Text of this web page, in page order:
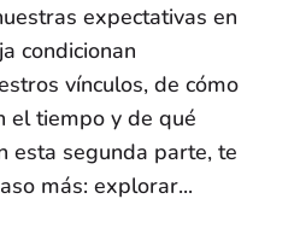
expectativas en
condicionan
vínculos, de cómo
el tiempo y de qué
esta segunda parte, te
más: explorar...